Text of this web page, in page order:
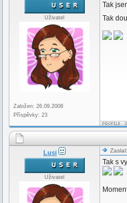
Uživatel
Založen: 26.09.2008
Příspěvky: 23
Tak
Tak
Lusi
Uživatel
Tak s